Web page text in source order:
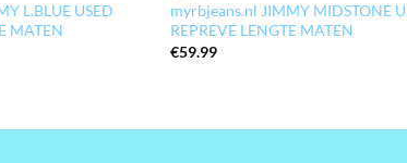
L.BLUE USED
MATEN
myrbjeans.nl JIMMY MIDSTONE
REPREVE LENGTE MATEN
€59.99